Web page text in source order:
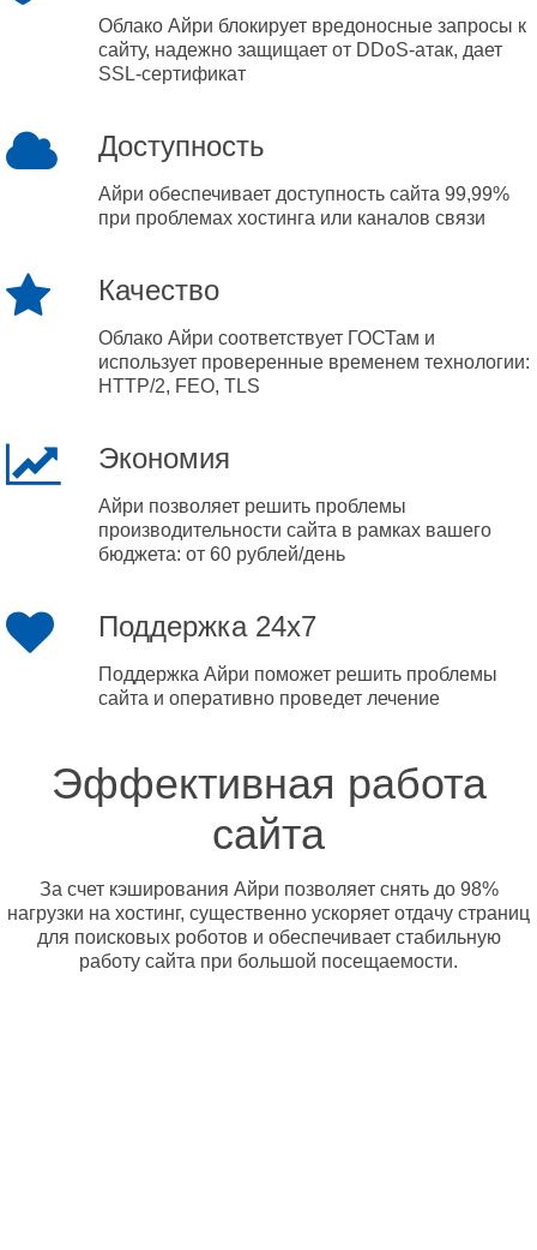
Облако Айри блокирует вредоносные запросы к
сайту, надежно защищает от DDoS-атак, дает
SSL-сертификат
Доступность
Айри обеспечивает доступность сайта 99,99%
при проблемах хостинга или каналов связи
Качество
Облако Айри соответствует ГОСТам и
использует проверенные временем технологии:
HTTP/2, FEO, TLS
Экономия
Айри позволяет решить проблемы
производительности сайта в рамках вашего
бюджета: от 60 рублей/день
Поддержка 24x7
Поддержка Айри поможет решить проблемы
сайта и оперативно проведет лечение
Эффективная работа
сайта
За счет кэширования Айри позволяет снять до 98%
нагрузки на хостинг, существенно ускоряет отдачу страниц
для поисковых роботов и обеспечивает стабильную
работу сайта при большой посещаемости.